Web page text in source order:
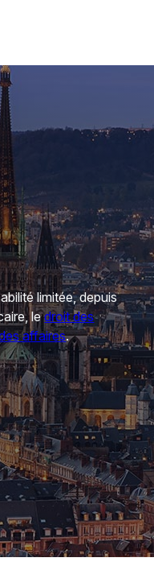
limitée, depuis
ledroit des
affaires.